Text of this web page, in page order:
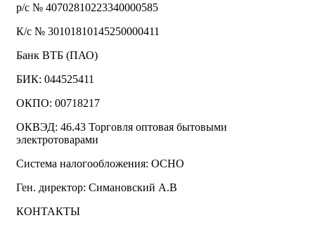
р/с № 40702810223340000585
К/с № 30101810145250000411
Банк ВТБ (ПАО)
БИК: 044525411
ОКПО: 00718217
ОКВЭД: 46.43 Торговля оптовая бытовыми
электротоварами
Система налогообложения: ОСНО
Ген. директор: Симановский А.В
КОНТАКТЫ